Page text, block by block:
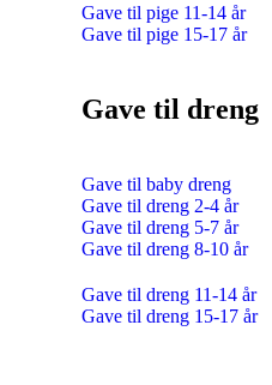
Gave til pige 11-14 år
Gave til pige 15-17 år
Gave til dreng
Gave til baby dreng
Gave til dreng 2-4 år
Gave til dreng 5-7 år
Gave til dreng 8-10 år
Gave til dreng 11-14 år
Gave til dreng 15-17 år